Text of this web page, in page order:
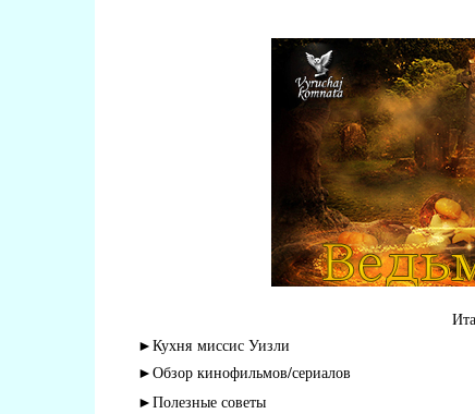
►Кухня миссис Уизли
►Обзор кинофильмов/сериалов
►Полезные советы